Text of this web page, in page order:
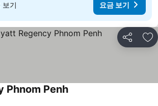
보기 요금 보기
공유 즐
Phnom Penh